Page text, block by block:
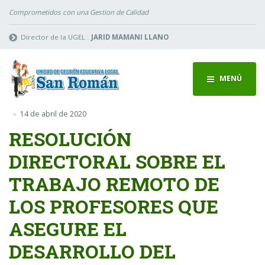
Comprometidos con una Gestion de Calidad
Director de la UGEL : JARID MAMANI LLANO
MENÚ
14 de abril de 2020
RESOLUCIÓN
DIRECTORAL SOBRE EL
TRABAJO REMOTO DE
LOS PROFESORES QUE
ASEGURE EL
DESARROLLO DEL